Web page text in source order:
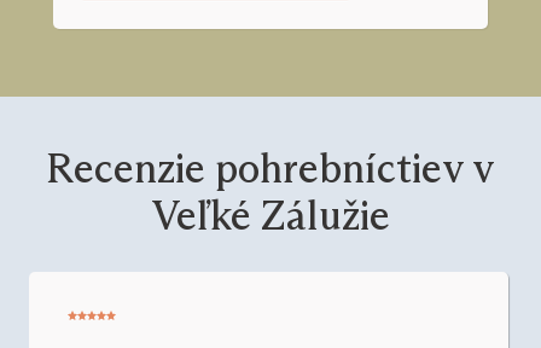
Recenzie pohrebníctiev v
Veľké Zálužie